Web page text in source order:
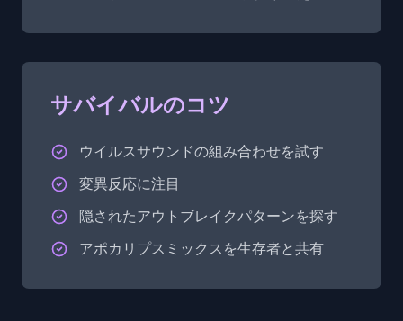
サバイバルのコツ
ウイルスサウンドの組み合わせを試す
変異反応に注目
隠されたアウトブレイクパターンを探す
アポカリプスミックスを生存者と共有